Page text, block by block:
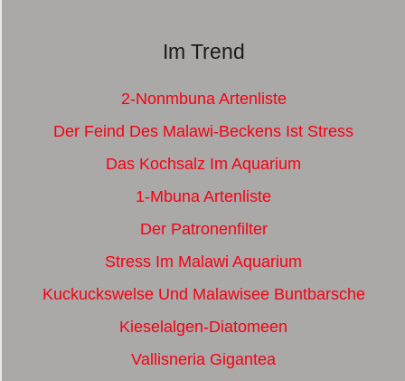
Im Trend
2-Nonmbuna Artenliste
Der Feind Des Malawi-Beckens Ist Stress
Das Kochsalz Im Aquarium
1-Mbuna Artenliste
Der Patronenfilter
Stress Im Malawi Aquarium
Kuckuckswelse Und Malawisee Buntbarsche
Kieselalgen-Diatomeen
Vallisneria Gigantea